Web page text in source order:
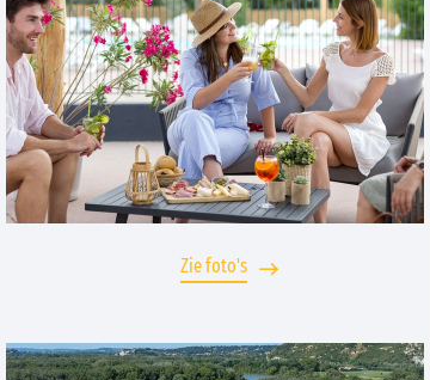
Zie foto's